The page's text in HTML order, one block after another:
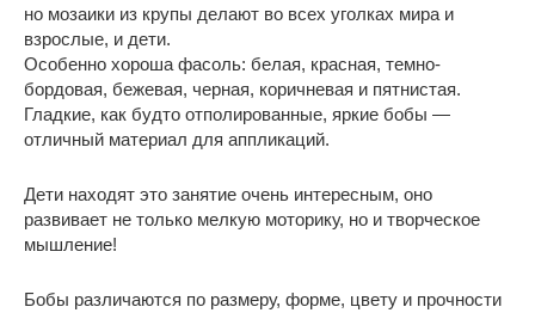
но мозаики из крупы делают во всех уголках мира и
взрослые, и дети.
Особенно хороша фасоль: белая, красная, темно-
бордовая, бежевая, черная, коричневая и пятнистая.
Гладкие, как будто отполированные, яркие бобы —
отличный материал для аппликаций.
Дети находят это занятие очень интересным, оно
развивает не только мелкую моторику, но и творческое
мышление!
Бобы различаются по размеру, форме, цвету и прочности